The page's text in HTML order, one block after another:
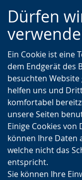
Dürfen
Ein Cookie ist eine
dem Endgerät des
besuchten
helfen uns und
komfortabel
unsere Seiten
Einige Cookies von
können Ihre
welche nicht das
entspricht.
Sie können Ihre